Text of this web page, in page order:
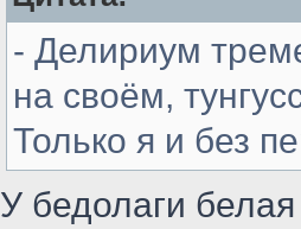
- Делириум
на своём,
Только я и без
У бедолаги